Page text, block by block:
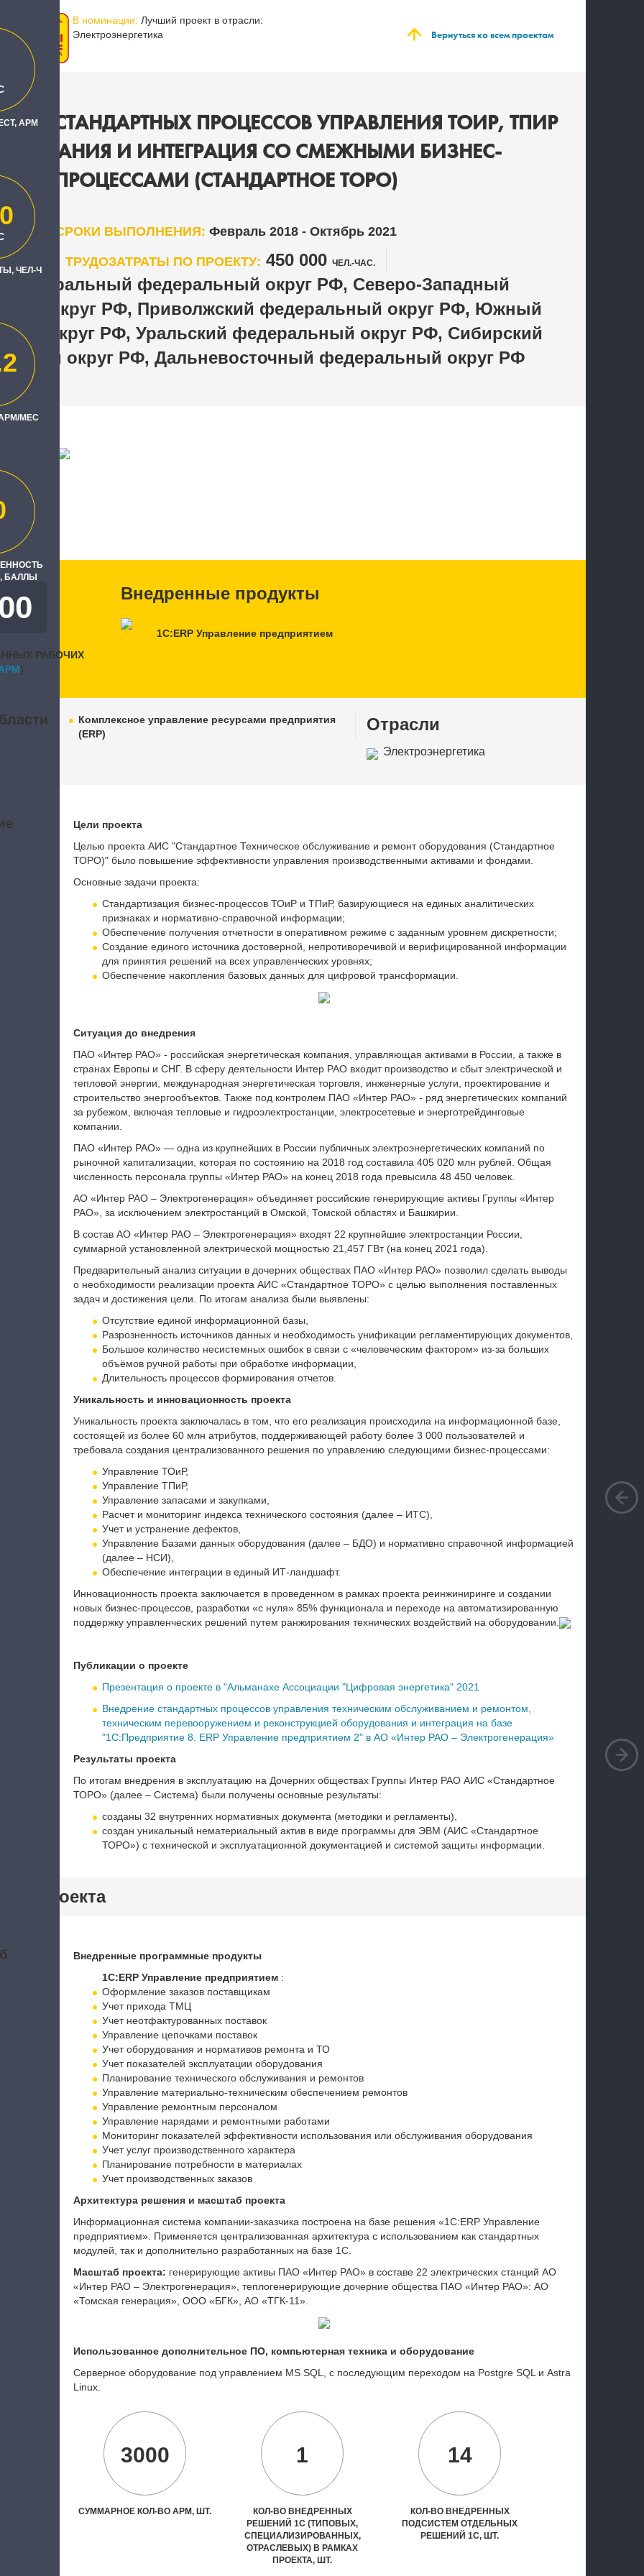
В номинации: Лучший проект в отрасли:
Электроэнергетика
Вернуться ко всем проектам
АИС СТАНДАРТНЫХ ПРОЦЕССОВ УПРАВЛЕНИЯ ТОИР, ТПИР
И ИНТЕГРАЦИЯ СО СМЕЖНЫМИ БИЗНЕС-
ПРОЦЕССАМИ (СТАНДАРТНОЕ ТОРО)
СРОКИ ВЫПОЛНЕНИЯ: Февраль 2018 - Октябрь 2021
ТРУДОЗАТРАТЫ ПО ПРОЕКТУ: 450 000 ЧЕЛ.-ЧАС.
Центральный федеральный округ РФ, Северо-Западный
округ РФ, Приволжский федеральный округ РФ, Южный
округ РФ, Уральский федеральный округ РФ, Сибирский
округ РФ, Дальневосточный федеральный округ РФ
АРМ
ЧЕЛ-Ч
МЕС
БАЛЛЫ
РАБОЧИХ
)
Внедренные продукты
1С:ERP Управление предприятием
Комплексное управление ресурсами предприятия
(ERP)
Отрасли
Электроэнергетика
Цели проекта
Целью проекта АИС "Стандартное Техническое обслуживание и ремонт оборудования (Стандартное
ТОРО)" было повышение эффективности управления производственными активами и фондами.
Основные задачи проекта:
Стандартизация бизнес-процессов ТОиР и ТПиР, базирующиеся на единых аналитических
признаках и нормативно-справочной информации;
Обеспечение получения отчетности в оперативном режиме с заданным уровнем дискретности;
Создание единого источника достоверной, непротиворечивой и верифицированной информации
для принятия решений на всех управленческих уровнях;
Обеспечение накопления базовых данных для цифровой трансформации.
Ситуация до внедрения
ПАО «Интер РАО» - российская энергетическая компания, управляющая активами в России, а также в
странах Европы и СНГ. В сферу деятельности Интер РАО входит производство и сбыт электрической и
тепловой энергии, международная энергетическая торговля, инженерные услуги,
проектирование и
строительство энергообъектов. Также под контролем ПАО «Интер РАО» - ряд энергетических компаний
за рубежом, включая тепловые и гидроэлектростанции, электросетевые и энерготрейдинговые
компании.
ПАО «Интер РАО» — одна из крупнейших в России публичных электроэнергетических компаний по
рыночной капитализации, которая по состоянию на 2018 год составила 405 020 млн рублей. Общая
численность персонала группы «Интер РАО» на конец 2018 года превысила 48 450 человек.
АО «Интер РАО – Электрогенерация» объединяет российские генерирующие активы Группы «Интер
РАО», за исключением электростанций в Омской, Томской областях и Башкирии.
В состав АО «Интер РАО – Электрогенерация» входят 22 крупнейшие электростанции России,
суммарной установленной электрической мощностью 21,457 ГВт (на конец 2021 года).
Предварительный анализ ситуации в дочерних обществах ПАО «Интер РАО» позволил сделать выводы
о необходимости реализации проекта АИС «Стандартное ТОРО» с целью выполнения поставленных
задач и достижения цели. По итогам анализа были выявлены:
Отсутствие единой информационной базы,
Разрозненность источников данных и необходимость унификации регламентирующих документов,
Большое количество несистемных ошибок в связи с «человеческим фактором» из-за больших
объёмов ручной работы при обработке информации,
Длительность процессов формирования отчетов.
Уникальность и инновационность проекта
Уникальность проекта заключалась в том, что его реализация происходила на информационной базе,
состоящей из более 60 млн атрибутов, поддерживающей работу более 3 000 пользователей и
требовала создания централизованного решения по управлению следующими бизнес-процессами:
Управление ТОиР,
Управление ТПиР,
Управление запасами и закупками,
Расчет и мониторинг индекса технического состояния (далее – ИТС),
Учет и устранение дефектов,
Управление Базами данных оборудования (далее – БДО) и нормативно справочной информацией
(далее – НСИ),
Обеспечение интеграции в единый ИТ-ландшафт.
Инновационность проекта заключается в проведенном в рамках проекта реинжиниринге и создании
новых бизнес-процессов, разработки «с нуля» 85% функционала и переходе на автоматизированную
поддержку управленческих решений путем ранжирования технических воздействий на оборудовании.
Публикации о проекте
Презентация о проекте в "Альманахе Ассоциации "Цифровая энергетика" 2021
Внедрение стандартных процессов управления техническим обслуживанием и ремонтом,
техническим перевооружением и реконструкцией оборудования и интеграция на базе
"1С:Предприятие 8. ERP Управление предприятием 2" в АО «Интер РАО – Электрогенерация»
Результаты проекта
По итогам внедрения в эксплуатацию на Дочерних обществах Группы Интер РАО АИС «Стандартное
ТОРО» (далее – Система) были получены основные результаты:
созданы 32 внутренних нормативных документа (методики и регламенты),
создан уникальный нематериальный актив в виде программы для ЭВМ (АИС «Стандартное
ТОРО») с технической и эксплуатационной документацией и системой защиты информации.
проекта
Внедренные программные продукты
1С:ERP Управление предприятием:
Оформление заказов поставщикам
Учет прихода ТМЦ
Учет неотфактурованных поставок
Управление цепочками поставок
Учет оборудования и нормативов ремонта и ТО
Учет показателей эксплуатации оборудования
Планирование технического обслуживания и ремонтов
Управление материально-техническим обеспечением ремонтов
Управление ремонтным персоналом
Управление нарядами и ремонтными работами
Мониторинг показателей эффективности использования или обслуживания оборудования
Учет услуг производственного характера
Планирование потребности в материалах
Учет производственных заказов
Архитектура решения и масштаб проекта
Информационная система компании-заказчика построена на базе решения «1С:ERP Управление
предприятием». Применяется централизованная архитектура с использованием как стандартных
модулей, так и дополнительно разработанных на базе 1С.
Масштаб проекта: генерирующие активы ПАО «Интер РАО» в составе 22 электрических станций АО
«Интер РАО – Электрогенерация», теплогенерирующие дочерние общества ПАО «Интер РАО»: АО
«Томская генерация», ООО «БГК», АО «ТГК-11».
Использованное дополнительное ПО, компьютерная техника и оборудование
Серверное оборудование под управлением MSSQL, с последующим переходом на Postgre SQL и Astra
Linux.
3000
СУММАРНОЕ КОЛ-ВО АРМ, ШТ.
1
КОЛ-ВО ВНЕДРЕННЫХ
РЕШЕНИЙ 1С (ТИПОВЫХ,
СПЕЦИАЛИЗИРОВАННЫХ,
ОТРАСЛЕВЫХ) В РАМКАХ
ПРОЕКТА, ШТ.
14
КОЛ-ВО ВНЕДРЕННЫХ
ПОДСИСТЕМ ОТДЕЛЬНЫХ
РЕШЕНИЙ 1С, ШТ.